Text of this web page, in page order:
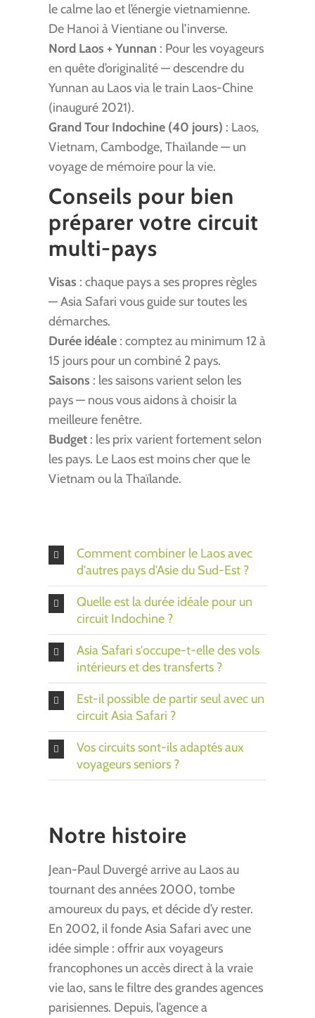
le calme lao et l’énergie vietnamienne.
De Hanoi à Vientiane ou l’inverse.
Nord Laos + Yunnan : Pour les voyageurs
en quête d’originalité — descendre du
Yunnan au Laos via le train Laos-Chine
(inauguré 2021).
Grand Tour Indochine (40 jours) : Laos,
Vietnam, Cambodge, Thaïlande — un
voyage de mémoire pour la vie.
Conseils pour bien
préparer votre circuit
multi-pays
Visas : chaque pays a ses propres règles
— Asia Safari vous guide sur toutes les
démarches.
Durée idéale: comptez au minimum 12 à
15 jours pour un combiné 2 pays.
Saisons : les saisons varient selon les
pays — nous vous aidons à choisir la
meilleure fenêtre.
Budget: les prix varient fortement selon
les pays. Le Laos est moins cher que le
Vietnam ou la Thaïlande.
Comment combiner le Laos avec
d'autres pays d'Asie du Sud-Est ?
Quelle est la durée idéale pour un
circuit Indochine ?
Asia Safari s'occupe-t-elle des vols
intérieurs et des transferts ?
Est-il possible de partir seul avec un
circuit Asia Safari ?
Vos circuits sont-ils adaptés aux
voyageurs seniors ?
Notre histoire
Jean-Paul Duvergé arrive au Laos au
tournant des années 2000, tombe
amoureux du pays, et décide d’y rester.
En 2002, il fonde Asia Safari avec une
idée simple : offrir aux voyageurs
francophones un accès direct à la vraie
vie lao, sans le filtre des grandes agences
parisiennes. Depuis, l’agence a